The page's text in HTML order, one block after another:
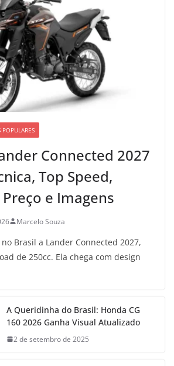
POPULARES
Connected 2027
Top Speed,
e Imagens
Marcelo Souza
Brasil a Lander Connected 2027,
de 250cc. Ela chega com design
A Queridinha do Brasil: Honda CG
160 2026 Ganha Visual Atualizado
2 de setembro de 2025